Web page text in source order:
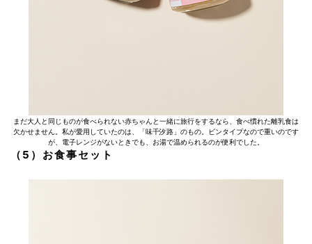
まだ大人と同じものが食べられない赤ちゃんと一緒に旅行をするなら、食べ慣れた離乳食は
欠かせません。私が愛用していたのは、「味千汐路」のもの。ビンタイプなので重いのです
が、電子レンジがないときでも、お湯で温められるのが便利でした。
（5）お食事セット